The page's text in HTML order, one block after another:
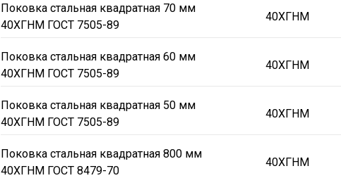
Поковка стальная квадратная 70 мм
40ХГНМ ГОСТ 7505-89
40ХГНМ
Поковка стальная квадратная 60 мм
40ХГНМ ГОСТ 7505-89
40ХГНМ
Поковка стальная квадратная 50 мм
40ХГНМ ГОСТ 7505-89
40ХГНМ
Поковка стальная квадратная 800 мм
40ХГНМ ГОСТ 8479-70
40ХГНМ